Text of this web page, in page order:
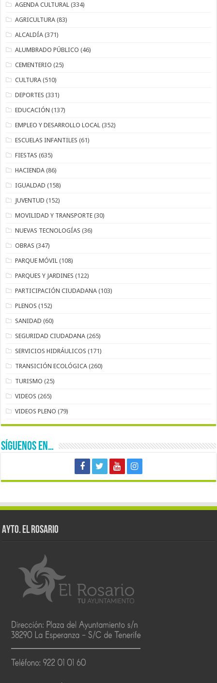
AGENDA CULTURAL (334)
AGRICULTURA (83)
ALCALDÍA (371)
ALUMBRADO PÚBLICO (46)
CEMENTERIO (25)
CULTURA (510)
DEPORTES (331)
EDUCACIÓN (137)
EMPLEO Y DESARROLLO LOCAL (352)
ESCUELAS INFANTILES (61)
FIESTAS (635)
HACIENDA (86)
IGUALDAD (158)
JUVENTUD (152)
MOVILIDAD Y TRANSPORTE (30)
NUEVAS TECNOLOGÍAS (36)
OBRAS (347)
PARQUE MÓVIL (108)
PARQUES Y JARDINES (122)
PARTICIPACIÓN CIUDADANA (103)
PLENOS (152)
SANIDAD (60)
SEGURIDAD CIUDADANA (265)
SERVICIOS HIDRÁULICOS (171)
TRANSICIÓN ECOLÓGICA (260)
TURISMO (25)
VIDEOS (265)
VIDEOS PLENO (79)
SÍGUENOS EN…
AYTO. EL ROSARIO